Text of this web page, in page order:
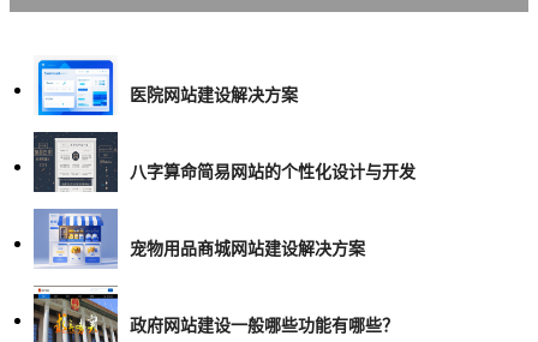
医院网站建设解决方案
八字算命简易网站的个性化设计与开发
宠物用品商城网站建设解决方案
政府网站建设一般哪些功能有哪些？